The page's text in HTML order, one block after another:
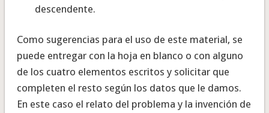
descendente.
Como sugerencias para el uso de este material, se
puede entregar con la hoja en blanco o con alguno
de los cuatro elementos escritos y solicitar que
completen el resto según los datos que le damos.
En este caso el relato del problema y la invención de